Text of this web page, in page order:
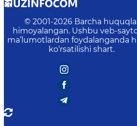
© 2001-2026 Barcha
himoyalangan. Ushbu veb-
ma’lumotlardan foydalanganda
ko‘rsatilishi shart.